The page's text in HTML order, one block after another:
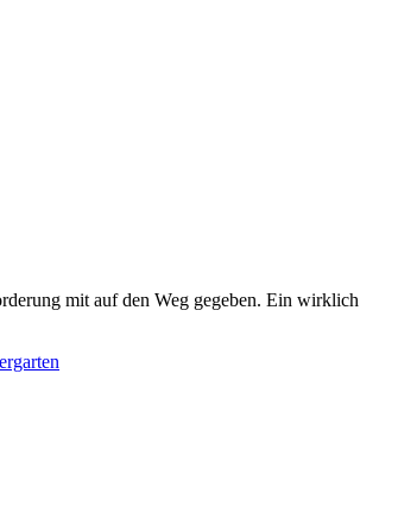
mit auf den Weg gegeben. Ein wirklich